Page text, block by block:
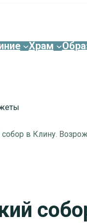
Храм
собор в Клину.